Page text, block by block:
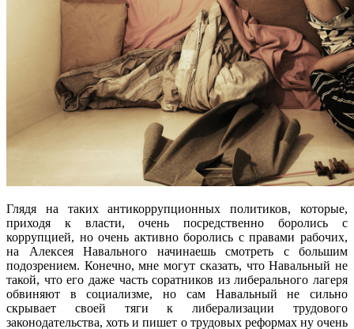
Глядя на таких антикоррупционных политиков, которые,
приходя к власти, очень посредственно боролись с
коррупцией, но очень активно боролись с правами рабочих,
на Алексея Навального начинаешь смотреть с большим
подозрением. Конечно, мне могут сказать, что Навальный не
такой, что его даже часть соратников из либерального лагеря
обвиняют в социализме, но сам Навальный не сильно
скрывает своей тяги к либерализации трудового
законодательства, хоть и пишет о трудовых реформах ну очень